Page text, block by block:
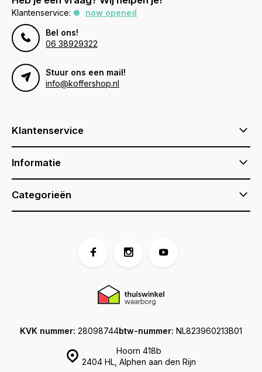
Klantenservice:
now opened
Bel ons!
06 38929322
Stuur ons een mail!
info@koffershop.nl
Klantenservice
Informatie
Categorieën
Hoorn 418b
2404 HL, Alphen aan den Rijn
KVK nummer: 28098744btw-nummer: NL823960213B01